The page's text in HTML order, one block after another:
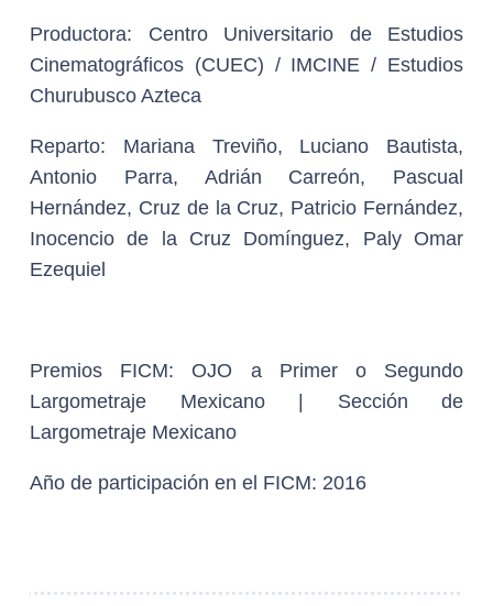
Productora: Centro Universitario de Estudios
Cinematográficos (CUEC) / IMCINE / Estudios
Churubusco Azteca
Reparto: Mariana Treviño, Luciano Bautista,
Antonio Parra, Adrián Carreón, Pascual
Hernández, Cruz de la Cruz, Patricio Fernández,
Inocencio de la Cruz Domínguez, Paly Omar
Ezequiel
Premios FICM: OJO a Primer o Segundo
Largometraje Mexicano | Sección de
Largometraje Mexicano
Año de participación en el FICM: 2016